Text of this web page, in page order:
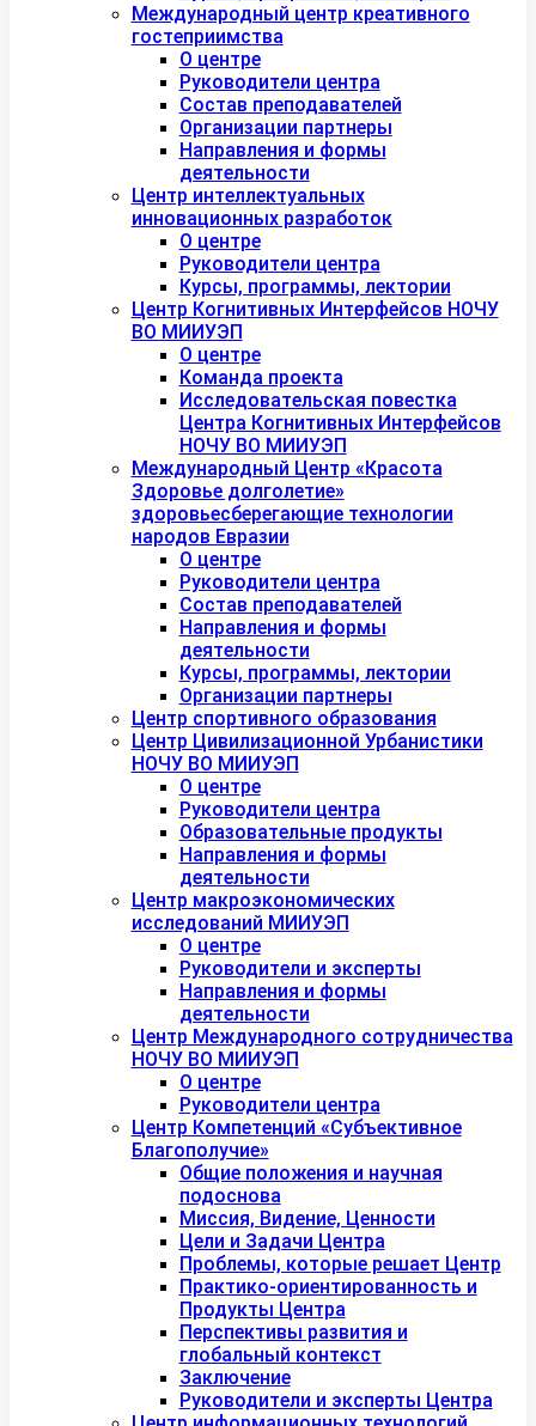
Международный центр креативного
гостеприимства
О центре
Руководители центра
Состав преподавателей
Организации партнеры
Направления и формы
деятельности
Центр интеллектуальных
инновационных разработок
О центре
Руководители центра
Курсы, программы, лектории
Центр Когнитивных Интерфейсов НОЧУ
ВО МИИУЭП
О центре
Команда проекта
Исследовательская повестка
Центра Когнитивных Интерфейсов
НОЧУ ВО МИИУЭП
Международный Центр «Красота
Здоровье долголетие»
здоровьесберегающие технологии
народов Евразии
О центре
Руководители центра
Состав преподавателей
Направления и формы
деятельности
Курсы, программы, лектории
Организации партнеры
Центр спортивного образования
Центр Цивилизационной Урбанистики
НОЧУ ВО МИИУЭП
О центре
Руководители центра
Образовательные продукты
Направления и формы
деятельности
Центр макроэкономических
исследований МИИУЭП
О центре
Руководители и эксперты
Направления и формы
деятельности
Центр Международного сотрудничества
НОЧУ ВО МИИУЭП
О центре
Руководители центра
Центр Компетенций «Субъективное
Благополучие»
Общие положения и научная
подоснова
Миссия, Видение, Ценности
Цели и Задачи Центра
Проблемы, которые решает Центр
Практико-ориентированность и
Продукты Центра
Перспективы развития и
глобальный контекст
Заключение
Руководители и эксперты Центра